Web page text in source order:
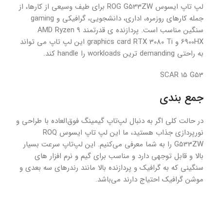
لپ تاپ ایسوس ROG G533ZW برای طیف وسیعی از کارها، از
جمله کارهای روزمره، اداری، دانشجویی، گرافیکی و gaming
سنگین مناسب است. پردازنده ی قدرتمند AMD Ryzen 9
6900HX و graphics card RTX 3080 Ti این لپ تاپ می تواند
به راحتی demanding ترین workloads را handle کند.
SCAR 15 G53
جمع بندی
در حالت کلی اگر به دنبال لپ‌تاپ گیمینگ فوق‌العاده با طراحی و
نورپردازی جذاب هستید، ما این لپ تاپ ایسوس ROQ
G533ZW را به شما معرفی می‌کنیم. این لپ‌تاپ سرعت بسیار
بالا و قابل توجهی دارد و مناسب برای گیم و نرم افزار های
سنگینی که به گرافیک و پردازنده بالا مانند رندرهای سه بعدی و
موشن گرافیک احتیاج دارند می‌باشد.